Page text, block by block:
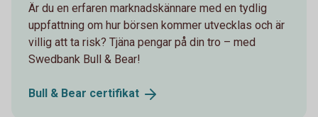
Är du en erfaren marknadskännare med en tydlig
uppfattning om hur börsen kommer utvecklas och är
villig att ta risk? Tjäna pengar på din tro – med
Swedbank Bull & Bear!
Bull & Bear certifikat